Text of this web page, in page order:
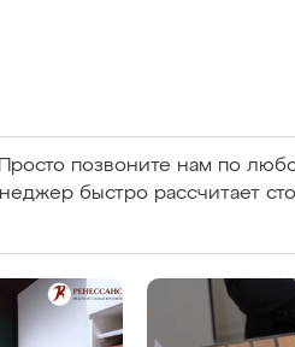
позвоните нам по
быстро рассчитает